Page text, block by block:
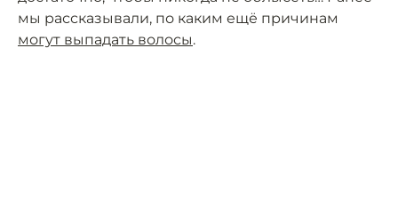
мы рассказывали, по каким ещё причинам
могут выпадать волосы.